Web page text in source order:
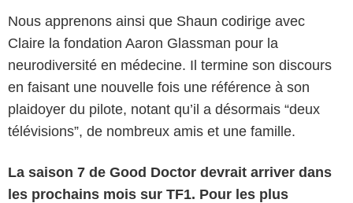
Nous apprenons ainsi que Shaun codirige avec
Claire la fondation Aaron Glassman pour la
neurodiversité en médecine. Il termine son discours
en faisant une nouvelle fois une référence à son
plaidoyer du pilote, notant qu’il a désormais “deux
télévisions”, de nombreux amis et une famille.
La saison 7 de Good Doctor devrait arriver dans
les prochains mois sur TF1. Pour les plus